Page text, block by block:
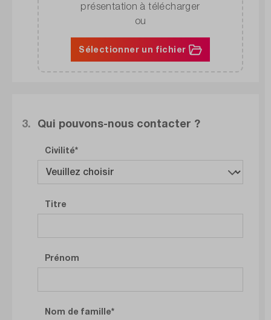
présentation à télécharger
ou
Sélectionner un fichier
Qui pouvons-nous contacter ?
3.
Civilité
Titre
Prénom
Nom de famille